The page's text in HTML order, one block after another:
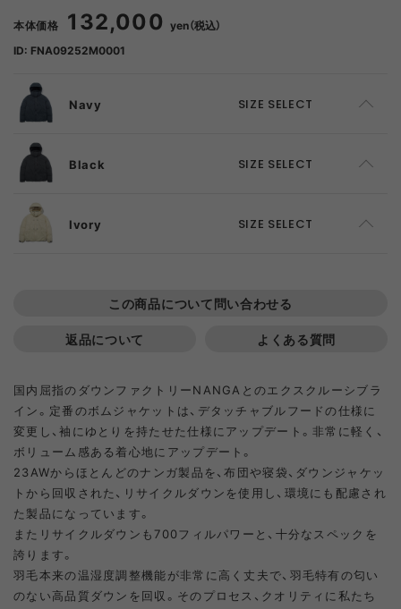
本体価格 132,000yen（税込）
ID: FNA09252M0001
Navy SIZE SELECT
ADD TO CART
Black SIZE SELECT
S SOLD OUT
SOLD OUT
Ivory SIZE SELECT
M SOLD OUT
L SOLD OUT
この商品について問い合わせる
返品について
よくある質問
国内屈指のダウンファクトリーNANGAとのエクスクルーシブラ
イン。定番のボムジャケットは、デタッチャブルフードの仕様に
変更し、袖にゆとりを持たせた仕様にアップデート。非常に軽く、
ボリューム感ある着心地にアップデート。
23AWからほとんどのナンガ製品を、布団や寝袋、ダウンジャケッ
トから回収された、リサイクルダウンを使用し、環境にも配慮され
た製品になっています。
またリサイクルダウンも700フィルパワーと、十分なスペックを
誇ります。
羽毛本来の温湿度調整機能が非常に高く丈夫で、羽毛特有の匂い
のない高品質ダウンを回収。そのプロセス、クオリティに私たち